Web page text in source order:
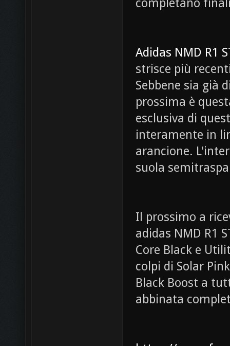
completano
Adidas NMD R1
strisce più
Sebbene sia già
prossima è
esclusiva di
interamente in
arancione.
suola
Il prossimo a
adidas NMD R1
Core Black e
colpi di Solar
Black Boost a
abbinata